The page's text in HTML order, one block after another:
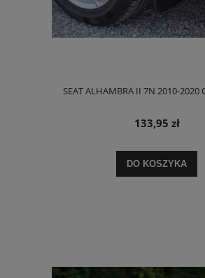
SEAT ALHAMBRA II 7N 2010-2020
133,95 zł
DO KOSZYKA